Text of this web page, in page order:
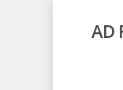
AD